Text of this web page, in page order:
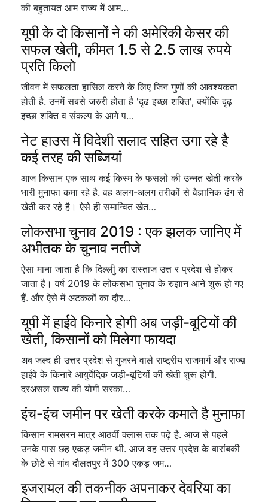
की बहुतायत आम राज्य में आम…
यूपी के दो किसानों ने की अमेरिकी केसर की
सफल खेती, कीमत 1.5 से 2.5 लाख रुपये
प्रति किलो
जीवन में सफलता हासिल करने के लिए जिन गुणों की आवश्यकता
होती है. उनमें सबसे जरुरी होता है 'दृढ इच्छा शक्ति', क्योंकि दृढ़
इच्छा शक्ति व संकल्प के आगे प…
नेट हाउस में विदेशी सलाद सहित उगा रहे है
कई तरह की सब्जियां
आज किसान एक साथ कई किस्म के फसलों की उन्नत खेती करके
भारी मुनाफा कमा रहे है. वह अलग-अलग तरीकों से वैज्ञानिक ढंग से
खेती कर रहे है। ऐसे ही समान्वित खेत…
लोकसभा चुनाव 2019 : एक झलक जानिए में
अभीतक के चुनाव नतीजे
ऐसा माना जाता है कि दिल्लीु का रास्ताज उत्त र प्रदेश से होकर
जाता है। वर्ष 2019 के लोकसभा चुनाव के रुझान आने शुरू हो गए
हैं. और ऐसे में अटकलों का दौर…
यूपी में हाईवे किनारे होगी अब जड़ी-बूटियों की
खेती, किसानों को मिलेगा फायदा
अब जल्द ही उत्तर प्रदेश से गुजरने वाले राष्ट्रीय राजमार्ग और राज्य़
हाईवे के किनारे आयुर्वेदिक जड़ी-बूटियों की खेती शुरू होगी.
दरअसल राज्य की योगी सरका…
इंच-इंच जमीन पर खेती करके कमाते है मुनाफा
किसान रामसरन मात्र आठवीं क्लास तक पढ़े है. आज से पहले
उनके पास छह एकड़ जमीन थी. आज वह उत्तर प्रदेश के बारांबकी
के छोटे से गांव दौलतपुर में 300 एकड़ जम…
इजरायल की तकनीक अपनाकर देवरिया का